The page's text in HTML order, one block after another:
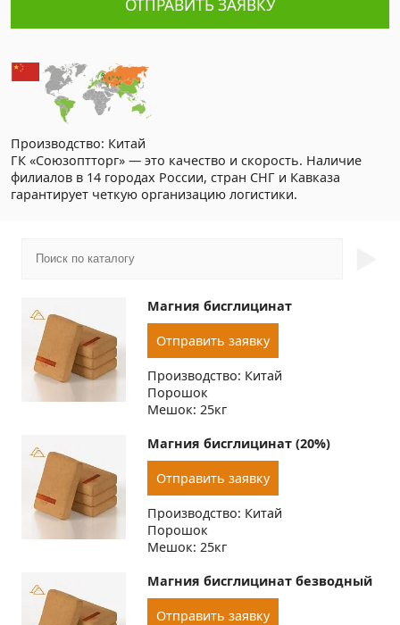
ОТПРАВИТЬ ЗАЯВКУ
Производство: Китай
ГК «Союзоптторг» — это качество и скорость. Наличие
филиалов в 14 городах России, стран СНГ и Кавказа
гарантирует четкую организацию логистики.
Магния бисглицинат
Отправить заявку
Производство: Китай
Порошок
Мешок: 25кг
Магния бисглицинат (20%)
Отправить заявку
Производство: Китай
Порошок
Мешок: 25кг
Магния бисглицинат безводный
Отправить заявку